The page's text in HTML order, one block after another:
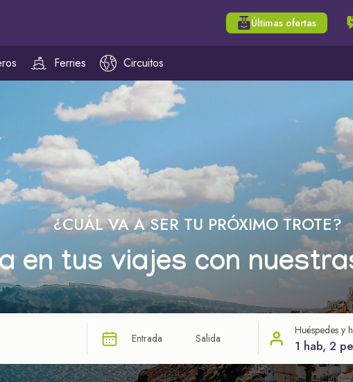
Últimas ofertas
Ferries Circuitos
¿CUÁL VA A SER TU PRÓXIMO TROTE?
en tus viajes con
Entrada Salida
Huéspedes y
1 hab, 2